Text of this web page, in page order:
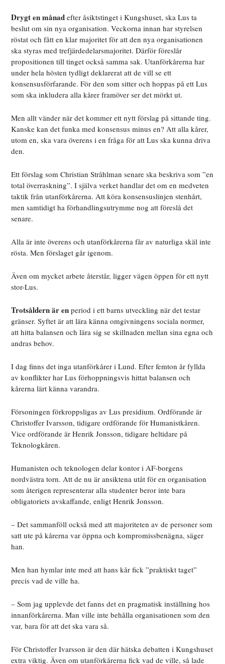
Drygt en månad efter åsiktstinget i Kungshuset, ska Lus ta
beslut om sin nya organisation. Veckorna innan har styrelsen
röstat och fått en klar majoritet för att den nya organisationen
ska styras med trefjärdedelarsmajoritet. Därför föreslår
propositionen till tinget också samma sak. Utanförkårerna har
under hela hösten tydligt deklarerat att de vill se ett
konsensusförfarande. För den som sitter och hoppas på ett Lus
som ska inkludera alla kårer framöver ser det mörkt ut.
Men allt vänder när det kommer ett nytt förslag på sittande ting.
Kanske kan det funka med konsensus minus en? Att alla kårer,
utom en, ska vara överens i en fråga för att Lus ska kunna driva
den.
Ett förslag som Christian Stråhlman senare ska beskriva som ”en
total överraskning”. I själva verket handlar det om en medveten
taktik från utanförkårerna. Att köra konsensuslinjen stenhårt,
men samtidigt ha förhandlingsutrymme nog att föreslå det
senare.
Alla är inte överens och utanförkårerna får av naturliga skäl inte
rösta. Men förslaget går igenom.
Även om mycket arbete återstår, ligger vägen öppen för ett nytt
stor-Lus.
Trotsåldern är en period i ett barns utveckling när det testar
gränser. Syftet är att lära känna omgivningens sociala normer,
att hitta balansen och lära sig se skillnaden mellan sina egna och
andras behov.
I dag finns det inga utanförkårer i Lund. Efter femton år fyllda
av konflikter har Lus förhoppningsvis hittat balansen och
kårerna lärt känna varandra.
Försoningen förkroppsligas av Lus presidium. Ordförande är
Christoffer Ivarsson, tidigare ordförande för Humanistkåren.
Vice ordförande är Henrik Jonsson, tidigare heltidare på
Teknologkåren.
Humanisten och teknologen delar kontor i AF-borgens
nordvästra torn. Att de nu är ansiktena utåt för en organisation
som återigen representerar alla studenter beror inte bara
obligatoriets avskaffande, enligt Henrik Jonsson.
– Det sammanföll också med att majoriteten av de personer som
satt ute på kårerna var öppna och kompromissbenägna, säger
han.
Men han hymlar inte med att hans kår fick ”praktiskt taget”
precis vad de ville ha.
– Som jag upplevde det fanns det en pragmatisk inställning hos
innanförkårerna. Man ville inte behålla organisationen som den
var, bara för att det ska vara så.
För Christoffer Ivarsson är den där hätska debatten i Kungshuset
extra viktig. Även om utanförkårerna fick vad de ville, så lade